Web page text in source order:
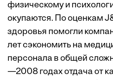
физическому и
окупаются. По оценкам
здоровья помогли
лет сэкономить на
персонала в общей
—2008 годах отдача от